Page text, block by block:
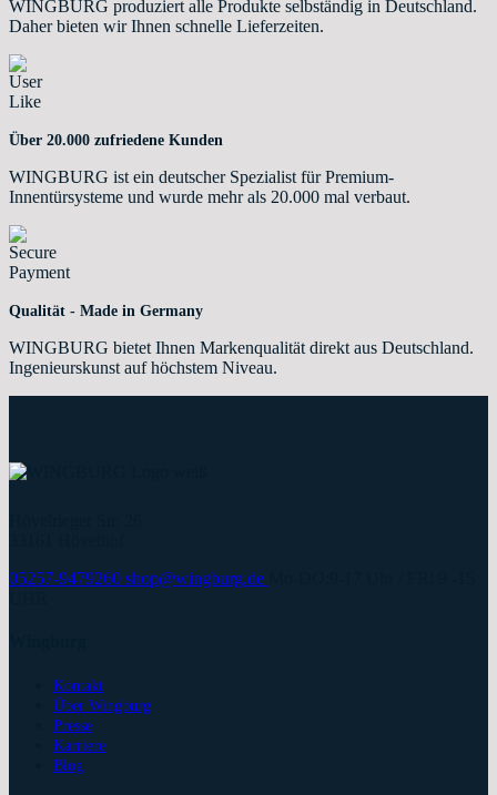
WINGBURG produziert alle Produkte selbständig in Deutschland.
Daher bieten wir Ihnen schnelle Lieferzeiten.
Über 20.000 zufriedene Kunden
WINGBURG ist ein deutscher Spezialist für Premium-
Innentürsysteme und wurde mehr als 20.000 mal verbaut.
Qualität - Made in Germany
WINGBURG bietet Ihnen Markenqualität direkt aus Deutschland.
Ingenieurskunst auf höchstem Niveau.
05257-9479260 shop@wingburg.de
Kontakt
Über Wingburg
Presse
Karriere
Blog